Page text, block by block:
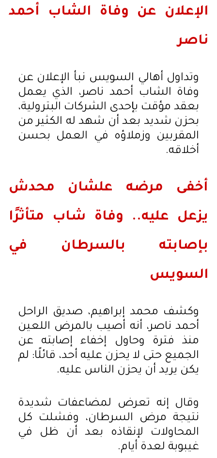
الإعلان عن وفاة الشاب أحمد
ناصر
وتداول أهالي السويس نبأ الإعلان عن
وفاة الشاب أحمد ناصر، الذي يعمل
بعقد مؤقت بإحدى الشركات البترولية،
بحزن شديد بعد أن شهد له الكثير من
المقربين وزملاؤه في العمل بحسن
أخلاقه.
أخفى مرضه علشان محدش
يزعل عليه.. وفاة شاب متأثرًا
بإصابته بالسرطان في
السويس
وكشف محمد إبراهيم، صديق الراحل
أحمد ناصر، أنه أصيب بالمرض اللعين
منذ فترة وحاول إخفاء إصابته عن
الجميع حتى لا يحزن عليه أحد، قائلًا: لم
يكن يريد أن يحزن الناس عليه.
وقال إنه تعرض لمضاعفات شديدة
نتيجة مرض السرطان، وفشلت كل
المحاولات لإنقاذه بعد أن ظل في
غيبوبة لعدة أيام.